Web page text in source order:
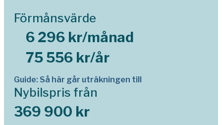
Förmånsvärde
6 296 kr/månad
75 556 kr/år
Guide: Så här går uträkningen till
Nybilspris från
369 900 kr